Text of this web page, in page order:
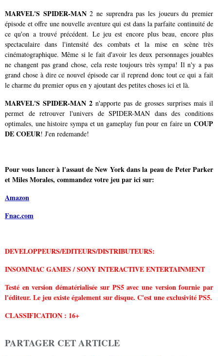
MARVEL'S SPIDER-MAN2 ne suprendra pas les joueurs du premier
épisode et offre une nouvelle aventure qui est dans la parfaite continuité de
ce qu'on a trouvé précédent. Le jeu est encore plus beau, encore plus
spectaculaire dans l'intensité des combats et la mise en scène très
cinématographique. Même si le fait d'avoir les deux personnages jouables
ne changent pas grand chose, cela reste toujours très sympa! Il n'y a pas
grand chose à dire ce nouvel épisode car il reprend donc tout ce qui a fait
le charme du premier opus en y ajoutant des petites choses ici et là.
MARVEL'S SPIDER-MAN 2 n'apporte pas de grosses surprises mais il
permet de retrouver l'univers de SPIDER-MAN dans des conditions
optimales, une histoire sympa et un gameplay fun pour en faire un COUP
DE COEUR! J'en redemande!
Pour vous lancer à l'assaut de New York dans la peau de Peter Parker
et Miles Morales, commandez votre jeupar ici sur:
Amazon
Fnac.com
DEVELOPPEURS/EDITEURS/DISTRIBUTEURS:
INSOMNIAC GAMES / SONY INTERACTIVE ENTERTAINMENT
Testé en version dématérialisée sur PS5 avec une version fournie par
l'éditeur. Le jeu existe également sur disque. C'est une exclusivité PS5.
CLASSIFICATION : 16+
PARTAGER CET ARTICLE